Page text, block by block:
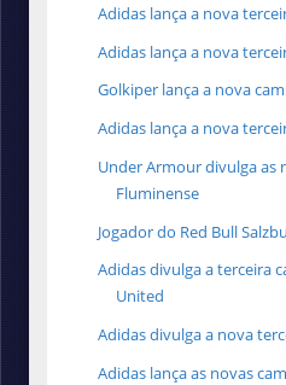
Adidas lança a nova
Adidas lança a nova
Golkiper lança a nova
Adidas lança a nova
Under Armour divulga as
Fluminense
Jogador do Red Bull
Adidas divulga a terceira
United
Adidas divulga a nova
Adidas lança as novas